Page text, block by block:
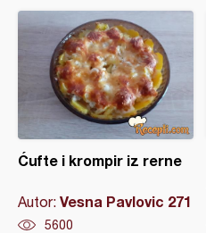
Ćufte i krompir iz rerne
Autor: Vesna Pavlovic 271
5600